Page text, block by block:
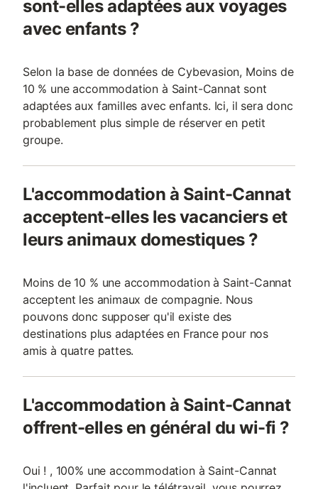
sont-elles adaptées aux voyages
avec enfants ?
Selon la base de données de Cybevasion, Moins de
10 % une accommodation à Saint-Cannat sont
adaptées aux familles avec enfants. Ici, il sera donc
probablement plus simple de réserver en petit
groupe.
L'accommodation à Saint-Cannat
acceptent-elles les vacanciers et
leurs animaux domestiques ?
Moins de 10 % une accommodation à Saint-Cannat
acceptent les animaux de compagnie. Nous
pouvons donc supposer qu'il existe des
destinations plus adaptées en France pour nos
amis à quatre pattes.
L'accommodation à Saint-Cannat
offrent-elles en général du wi-fi ?
Oui ! , 100% une accommodation à Saint-Cannat